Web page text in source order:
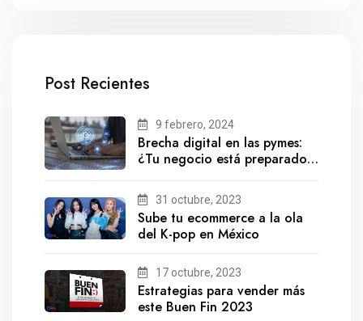
Post Recientes
9 febrero, 2024
Brecha digital en las pymes:
¿Tu negocio está preparado
31 octubre, 2023
Sube tu ecommerce a la ola
del K-pop en México
17 octubre, 2023
Estrategias para vender más
este Buen Fin 2023